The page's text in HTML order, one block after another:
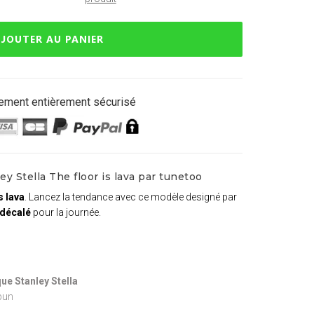
AU PANIER
entièrement sécurisé
Stella The floor is lava par tunetoo
lava. Lancez la tendance avec ce modèle designé par
pour la journée.
Stanley Stella